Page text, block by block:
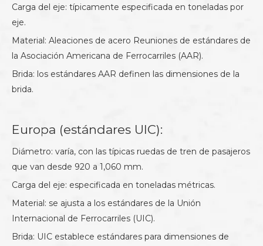
Carga del eje: típicamente especificada en toneladas por
eje.
Material: Aleaciones de acero Reuniones de estándares de
la Asociación Americana de Ferrocarriles (AAR).
Brida: los estándares AAR definen las dimensiones de la
brida.
Europa (estándares UIC):
Diámetro: varía, con las típicas ruedas de tren de pasajeros
que van desde 920 a 1,060 mm.
Carga del eje: especificada en toneladas métricas.
Material: se ajusta a los estándares de la Unión
Internacional de Ferrocarriles (UIC).
Brida: UIC establece estándares para dimensiones de